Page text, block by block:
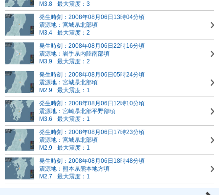
M3.8
最大震度：3
発生時刻：2008年08月06日13時04分頃
震源地：宮城県北部頃
M3.4
最大震度：2
発生時刻：2008年08月06日22時16分頃
震源地：岩手県内陸南部頃
M3.9
最大震度：2
発生時刻：2008年08月06日05時24分頃
震源地：宮城県北部頃
M2.9
最大震度：1
発生時刻：2008年08月06日12時10分頃
震源地：宮崎県北部平野部頃
M3.6
最大震度：1
発生時刻：2008年08月06日17時23分頃
震源地：宮城県北部頃
M2.9
最大震度：1
発生時刻：2008年08月06日18時48分頃
震源地：熊本県熊本地方頃
M2.7
最大震度：1